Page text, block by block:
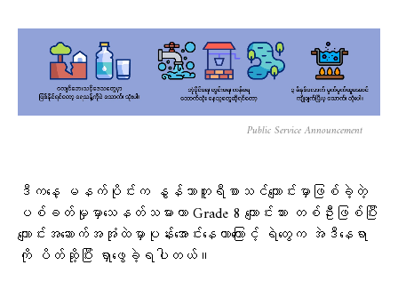
Public Service Announcement
ဒီက​​နေ့ မနက်ပိုင်းက နွန်သာဘူရီစာသင်ကျောင်းမှာဖြစ်ခဲ့တဲ့
ပစ်ခတ်မှုမှာသေနတ်သမားဟာ Grade 8 ကျောင်းသား တစ်ဦးဖြစ်ပြီး
ကျောင်းအဆောက်အအုံထဲမှာပုန်းအောင်းနေတာကြောင့် ရဲတွေက အဲဒီနေရာ
ကို ပိတ်ဆို့ပြီး ရှာဖွေခဲ့ရပါတယ်။